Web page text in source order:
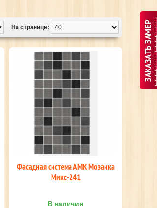
На странице:
Фасадная система АМК Мозаика
Микс-241
В наличии